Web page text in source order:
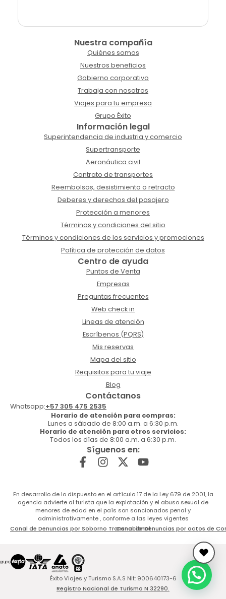
Nuestra compañía
Quiénes somos
Nuestros beneficios
Gobierno corporativo
Trabaja con nosotros
Viajes para tu empresa
Grupo Éxito
Información legal
Superintendencia de industria y comercio
Supertransporte
Aeronáutica civil
Contrato de transportes
Reembolsos, desistimiento o retracto
Deberes y derechos del pasajero
Protección a menores
Términos y condiciones del sitio
Términos y condiciones de los servicios y promociones
Política de protección de datos
Centro de ayuda
Puntos de Venta
Empresas
Preguntas frecuentes
Web check in
Lineas de atención
Escríbenos (PQRS)
Mis reservas
Mapa del sitio
Requisitos para tu viaje
Blog
Contáctanos
Whatsapp:+57 305 475 2535
Horario de atención para compras:
Lunes a sábado de 8:00 a.m. a 6:30 p.m.
Horario de atención para otros servicios:
Todos los días de 8:00 a.m. a 6:30 p.m.
Síguenos en:
En desarrollo de lo dispuesto en el artículo 17 de la Ley 679 de 2001, la
agencia advierte al turista que la explotación y el abuso sexual de
menores de edad en el país son sancionados penal y
administrativamente , conforme a las leyes vigentes
Canal de Denuncias por Soborno TransnacionalCanal de Denuncias por actos de
Éxito Viajes y Turismo S.A.S Nit: 900640173-6
Registro Nacional de Turismo N 32290.